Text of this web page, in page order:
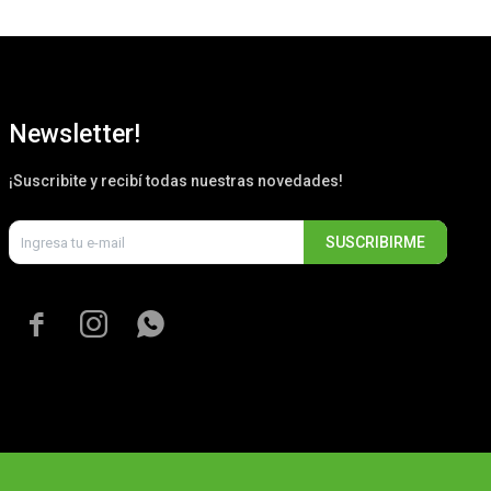
Newsletter!
¡Suscribite y recibí todas nuestras novedades!
SUSCRIBIRME
  